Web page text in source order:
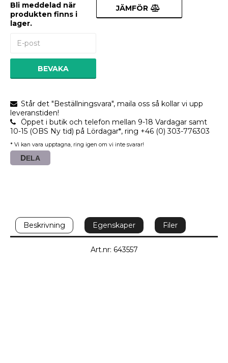
Bli meddelad när
produkten finns i
lager.
BEVAKA
JÄMFÖR
Står det "Beställningsvara", maila oss så kollar vi upp
leveranstiden!
Öppet i butik och telefon mellan 9-18 Vardagar samt
10-15 (OBS Ny tid) på Lördagar*, ring +46 (0) 303-776303
* Vi kan vara upptagna, ring igen om vi inte svarar!
DELA
Beskrivning Egenskaper Filer
Art.nr: 643557